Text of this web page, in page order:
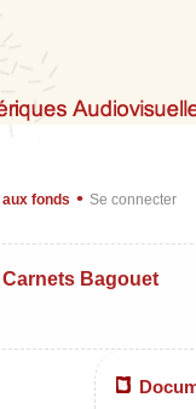
fonds • Se connecter
Bagouet